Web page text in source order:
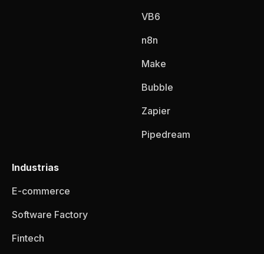
VB6
n8n
Make
Bubble
Zapier
Pipedream
Industrias
E-commerce
Software Factory
Fintech